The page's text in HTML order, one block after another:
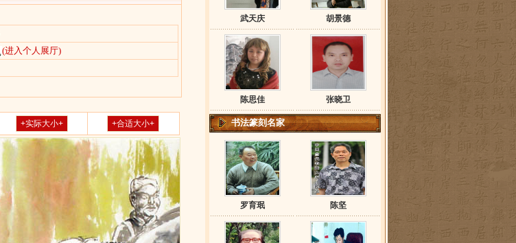
(进入个人展厅)
武天庆 胡景德
陈思佳 张晓卫
书法篆刻名家
罗育珉 陈坚